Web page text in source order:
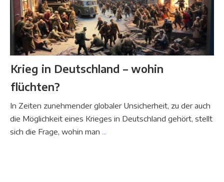
Krieg in Deutschland – wohin
flüchten?
In Zeiten zunehmender globaler Unsicherheit, zu der auch
die Möglichkeit eines Krieges in Deutschland gehört, stellt
sich die Frage, wohin man ...